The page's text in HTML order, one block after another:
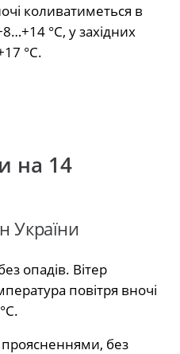
коливатиметься в
°С, у західних
°С.
на 14
України
опадів. Вітер
повітря вночі
без